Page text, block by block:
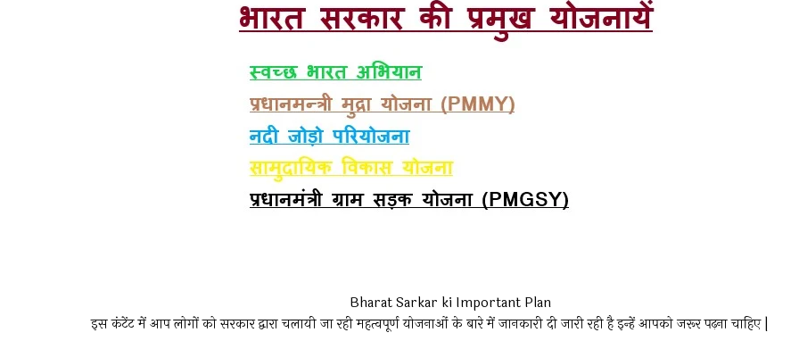
Bharat Sarkar ki Important Plan
इस कंटेंट में आप लोगों को सरकार द्वारा चलायी जा रही महत्वपूर्ण योजनाओं के बारे में जानकारी दी जारी रही है इन्हें आपको जरूर पढ़ना चाहिए |